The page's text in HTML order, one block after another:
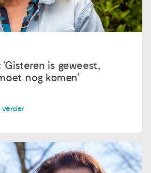
'Gisteren is geweest,
nog komen'
verder